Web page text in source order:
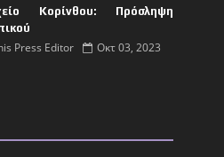
Κορίνθου: Πρόσληψη
Press Editor Οκτ 03, 2023